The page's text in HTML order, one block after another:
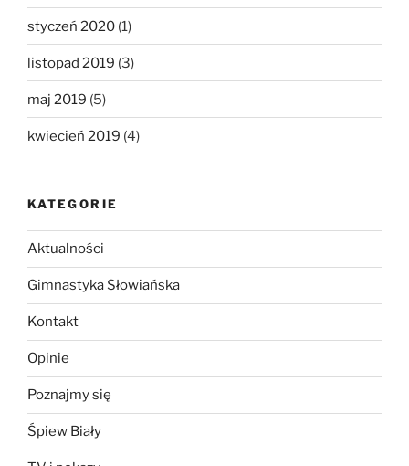
styczeń 2020 (1)
listopad 2019 (3)
maj 2019 (5)
kwiecień 2019 (4)
KATEGORIE
Aktualności
Gimnastyka Słowiańska
Kontakt
Opinie
Poznajmy się
Śpiew Biały